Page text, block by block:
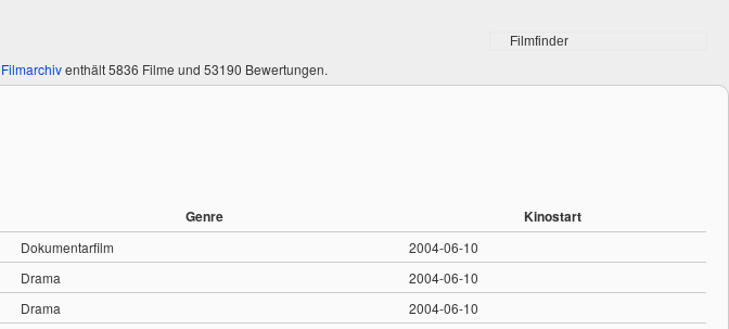
Filmarchiventhält 5836 Filme und 53190 Bewertungen.
Genre Kinostart
Dokumentarfilm
2004-06-10
Drama
2004-06-10
Drama
2004-06-10